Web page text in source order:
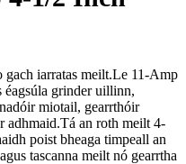
iarratas meilt.Le 11-Amp
éagsúla grinder uillinn,
miotail, gearrthóir
adhmaid.Tá an roth meilt 4-
poist bheaga timpeall an
tascanna meilt nó gearrtha